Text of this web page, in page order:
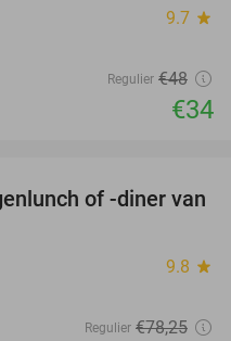
9.7 star
Regulier €48
€34
50%
of -diner van
9.8 star
Regulier €78,25